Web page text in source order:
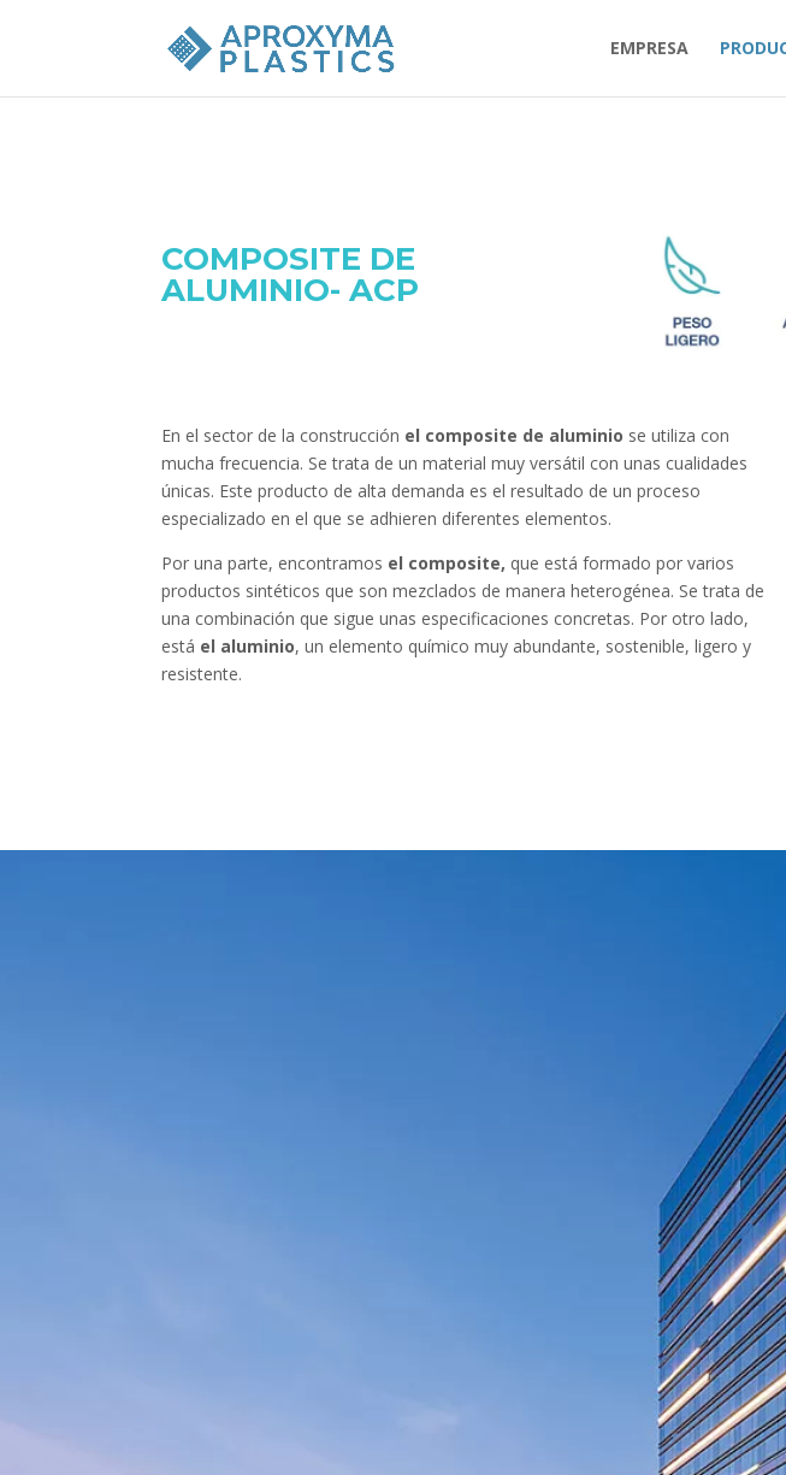
EMPRESA
COMPOSITE DE
ALUMINIO- ACP
En el sector de la construcción el composite de aluminio se utiliza con
mucha frecuencia. Se trata de un material muy versátil con unas cualidades
únicas. Este producto de alta demanda es el resultado de un proceso
especializado en el que se adhieren diferentes elementos.
Por una parte, encontramos el composite, que está formado por varios
productos sintéticos que son mezclados de manera heterogénea. Se trata de
una combinación que sigue unas especificaciones concretas. Por otro lado,
está el aluminio, un elemento químico muy abundante, sostenible, ligero y
resistente.